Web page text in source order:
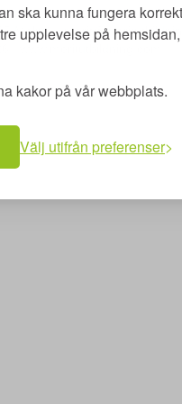
ska kunna fungera
upplevelse på
kakor på vår webbplats.
Välj utifrån preferenser
Malmö |
| www.meritutbildning.com